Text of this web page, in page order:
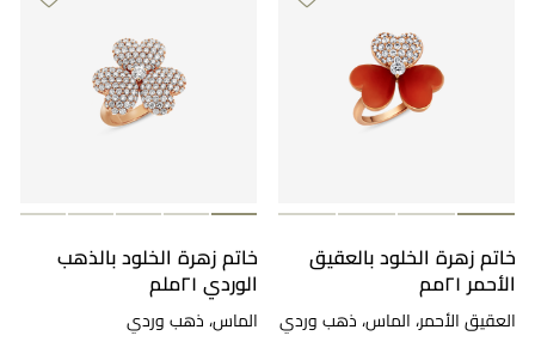
خاتم زهرة الخلود بالعقيق
الأحمر ٢١مم
العقيق الأحمر، الماس، ذهب وردي
خاتم زهرة الخلود بالذهب
الوردي ٢١ملم
الماس، ذهب وردي